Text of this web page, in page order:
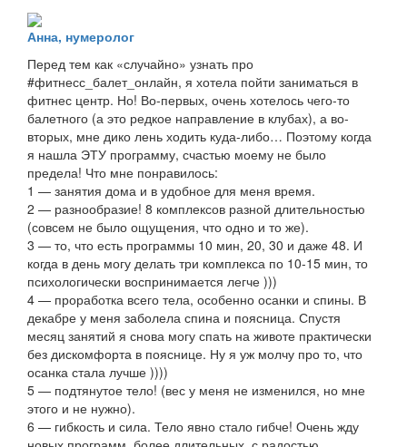
Анна, нумеролог
Перед тем как «случайно» узнать про
#фитнесс_балет_онлайн, я хотела пойти заниматься в
фитнес центр. Но! Во-первых, очень хотелось чего-то
балетного (а это редкое направление в клубах), а во-
вторых, мне дико лень ходить куда-либо… Поэтому когда
я нашла ЭТУ программу, счастью моему не было
предела! Что мне понравилось:
1️ — занятия дома и в удобное для меня время.
2️ — разнообразие! 8 комплексов разной длительностью
(совсем не было ощущения, что одно и то же).
3️ — то, что есть программы 10 мин, 20, 30 и даже 48. И
когда в день могу делать три комплекса по 10-15 мин, то
психологически воспринимается легче )))
4️ — проработка всего тела, особенно осанки и спины. В
декабре у меня заболела спина и поясница. Спустя
месяц занятий я снова могу спать на животе практически
без дискомфорта в пояснице. Ну я уж молчу про то, что
осанка стала лучше ))))
5️ — подтянутое тело! (вес у меня не изменился, но мне
этого и не нужно).
6️ — гибкость и сила. Тело явно стало гибче! Очень жду